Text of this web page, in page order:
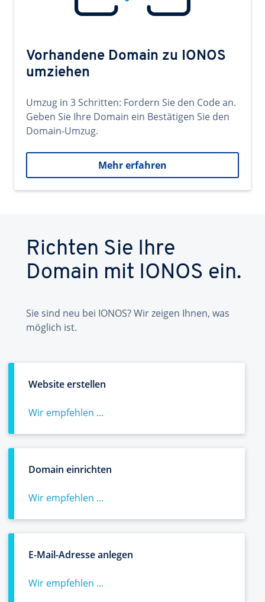
Vorhandene Domain zu IONOS
umziehen
Umzug in 3 Schritten: Fordern Sie den Code an.
Geben Sie Ihre Domain ein Bestätigen Sie den
Domain-Umzug.
Mehr erfahren
Richten Sie Ihre
Domain mit IONOS ein.
Sie sind neu bei IONOS? Wir zeigen Ihnen, was
möglich ist.
Website erstellen
Wir empfehlen ...
Domain einrichten
Wir empfehlen ...
E-Mail-Adresse anlegen
Wir empfehlen ...